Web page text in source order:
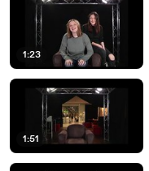
1:23
1:51